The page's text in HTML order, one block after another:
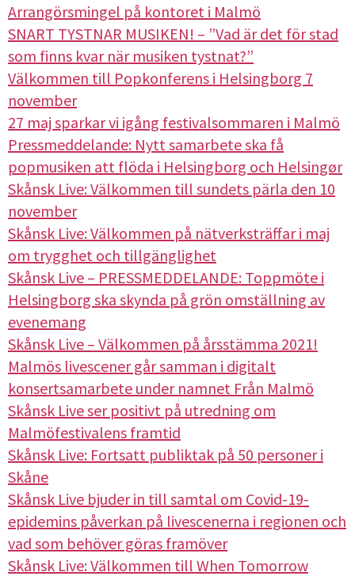
Arrangörsmingel på kontoret i Malmö
SNART TYSTNAR MUSIKEN! – ”Vad är det för stad
som finns kvar när musiken tystnat?”
Välkommen till Popkonferens i Helsingborg 7
november
27 maj sparkar vi igång festivalsommaren i Malmö
Pressmeddelande: Nytt samarbete ska få
popmusiken att flöda i Helsingborg och Helsingør
Skånsk Live: Välkommen till sundets pärla den 10
november
Skånsk Live: Välkommen på nätverksträffar i maj
om trygghet och tillgänglighet
Skånsk Live – PRESSMEDDELANDE: Toppmöte i
Helsingborg ska skynda på grön omställning av
evenemang
Skånsk Live – Välkommen på årsstämma 2021!
Malmös livescener går samman i digitalt
konsertsamarbete under namnet Från Malmö
Skånsk Live ser positivt på utredning om
Malmöfestivalens framtid
Skånsk Live: Fortsatt publiktak på 50 personer i
Skåne
Skånsk Live bjuder in till samtal om Covid-19-
epidemins påverkan på livescenerna i regionen och
vad som behöver göras framöver
Skånsk Live: Välkommen till When Tomorrow